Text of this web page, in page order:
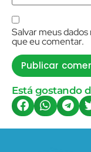
Salvar meus
que eu comentar.
Está gostando